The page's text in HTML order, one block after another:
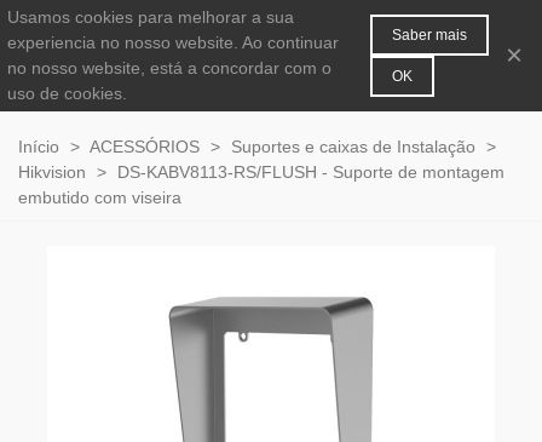
0
Início > ACESSÓRIOS > Suportes e caixas de Instalação
>
Hikvision
>
DS-KABV8113-RS/FLUSH - Suporte de montagem
embutido com viseira
Usamos cookies para melhorar a sua
experiencia no nosso website. Ao continuar
no nosso website, está a concordar com o
uso de cookies.
Saber mais
OK
×